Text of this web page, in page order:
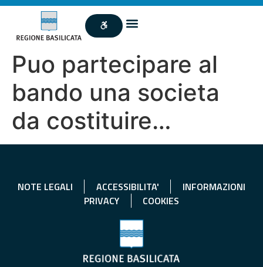
Puo partecipare al
bando una societa
da costituire…
NOTE LEGALI ACCESSIBILITA'
INFORMAZIONI
PRIVACY
COOKIES